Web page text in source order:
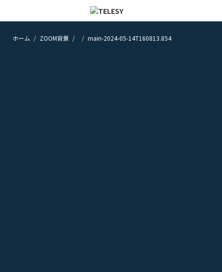
ホーム
ホーム ZOOM背景 main-2024-05-14T160813.854